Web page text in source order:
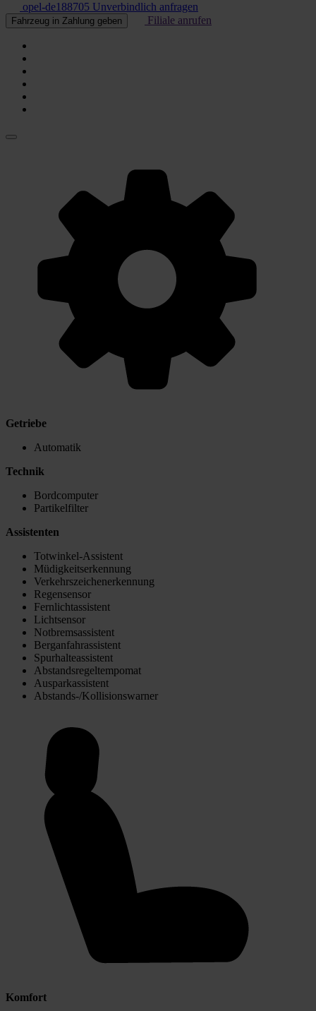
opel-de188705 Unverbindlich anfragen
Fahrzeug in Zahlung geben Filiale anrufen
Getriebe
Automatik
Technik
Bordcomputer
Partikelfilter
Assistenten
Totwinkel-Assistent
Müdigkeitserkennung
Verkehrszeichenerkennung
Regensensor
Fernlichtassistent
Lichtsensor
Notbremsassistent
Berganfahrassistent
Spurhalteassistent
Abstandsregeltempomat
Ausparkassistent
Abstands-/Kollisionswarner
Komfort